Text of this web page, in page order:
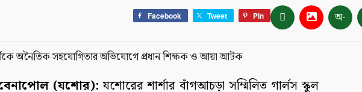
Facebook Tweet Pin অ-
(যশোর): যশোরের শার্শার বাঁগআচড়া সম্মিলিত গার্লস স্কুল